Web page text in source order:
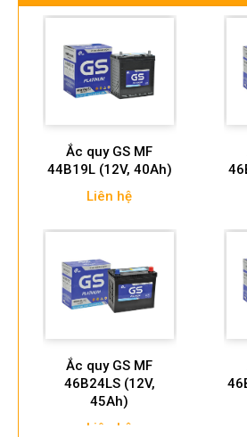
Ắc quy GS MF
44B19L (12V, 40Ah)
Liên hệ
Ắc quy GS MF
46B24LS (12V,
45Ah)
Liên hệ